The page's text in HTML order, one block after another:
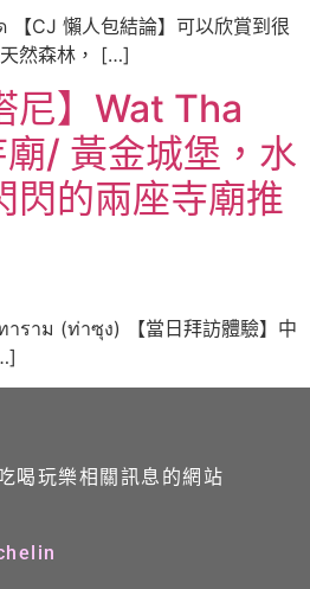
CJ 懶人包結論】可以欣賞到很
然森林， […]
尼】Wat Tha
/ 黃金城堡，水
閃的兩座寺廟推
ราม (ท่าซุง) 【當日拜訪體驗】中
喝玩樂相關訊息的網站